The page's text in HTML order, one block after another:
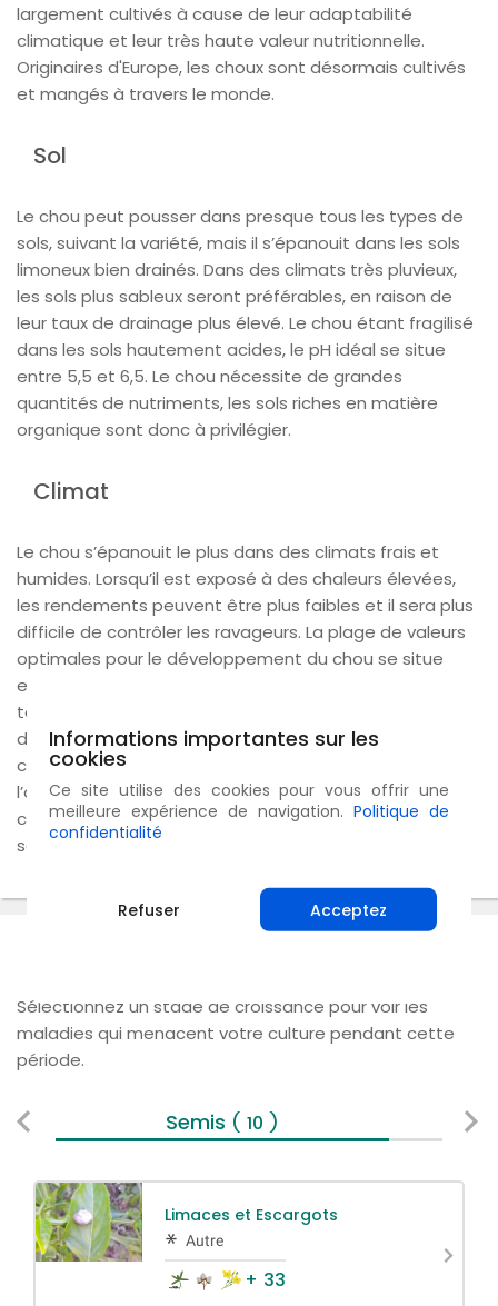
largement cultivés à cause de leur adaptabilité
climatique et leur très haute valeur nutritionnelle.
Originaires d'Europe, les choux sont désormais cultivés
et mangés à travers le monde.
Sol
Le chou peut pousser dans presque tous les types de
sols, suivant la variété, mais il s’épanouit dans les sols
limoneux bien drainés. Dans des climats très pluvieux,
les sols plus sableux seront préférables, en raison de
leur taux de drainage plus élevé. Le chou étant fragilisé
dans les sols hautement acides, le pH idéal se situe
entre 5,5 et 6,5. Le chou nécessite de grandes
quantités de nutriments, les sols riches en matière
organique sont donc à privilégier.
Climat
Le chou s’épanouit le plus dans des climats frais et
humides. Lorsqu’il est exposé à des chaleurs élevées,
les rendements peuvent être plus faibles et il sera plus
difficile de contrôler les ravageurs. La plage de valeurs
optimales pour le développement du chou se situe
entre 18 et 20ºC. Le chou est très résistant aux basses
températures et peut survivre jusqu’à -3ºC sans subir
de dégâts. Hautement adaptable, le chou peut être
cultivé dans de nombreuses régions durant toute
l’année. Il nécessite entre 380 à 500 mm d’eau par
culture. Ses besoins en eau augmentent durant la
saison de croissance.
Sélectionnez un stade de croissance pour voir les
maladies qui menacent votre culture pendant cette
période.
Semis ( 10 )
Limaces et Escargots
Autre
+ 33
Informations importantes sur les
cookies
Ce site utilise des cookies pour vous offrir une
meilleure expérience de navigation. Politique de
confidentialité
Refuser Acceptez